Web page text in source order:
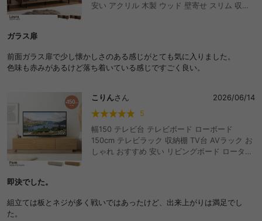
安い アクリル 木製 ウッド 壁寄せ スリム 収納
ンルーム コンパクト
ガラス扉
前面ガラス扉で少し懐かしさのある感じがとても気に入りました。
色味も赤みがあるけど落ち着いている感じですごく良い。
こりんさん
2026/06/14
5
幅150 テレビ台 テレビボード ローボード
150cm テレビラック 収納棚 TV台 AVラック お
しゃれ おすすめ 安い リビングボード ロータイ
即決でした。
組立ては板とネジが多く戦いではあったけど、出来上がりは満足でし
た。